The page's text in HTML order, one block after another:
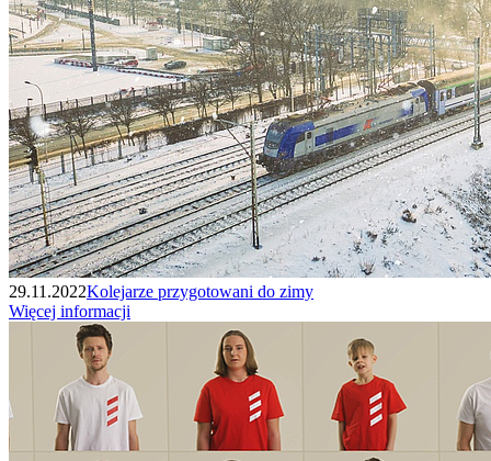
29.11.2022Kolejarze przygotowani do zimy
Więcej informacji